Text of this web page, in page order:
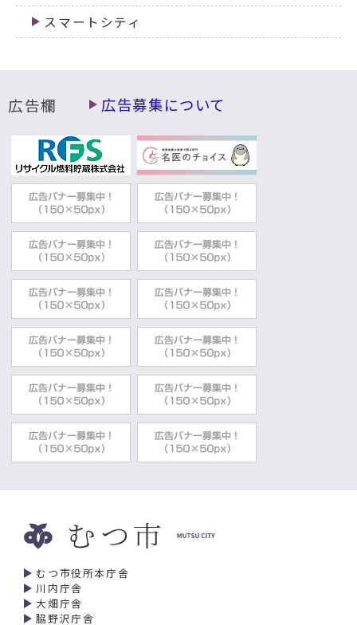
スマートシティ
広告欄 広告募集について
むつ市役所本庁舎
川内庁舎
大畑庁舎
脇野沢庁舎